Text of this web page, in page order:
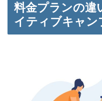
料金プランの違
イティブキャン